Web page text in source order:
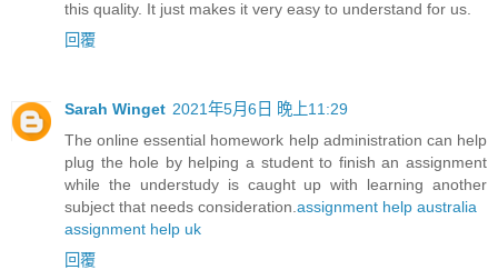
this quality. It just makes it very easy to understand for us.
回覆
Sarah Winget 2021年5月6日 晚上11:29
The online essential homework help administration can help
plug the hole by helping a student to finish an assignment
while the understudy is caught up with learning another
subject that needs consideration. assignment help australia
assignment help uk
回覆